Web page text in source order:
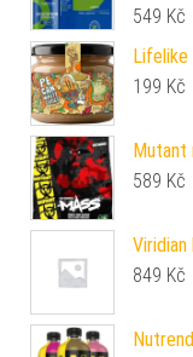
549 Kč
199 Kč
Mutant
589 Kč
849 Kč